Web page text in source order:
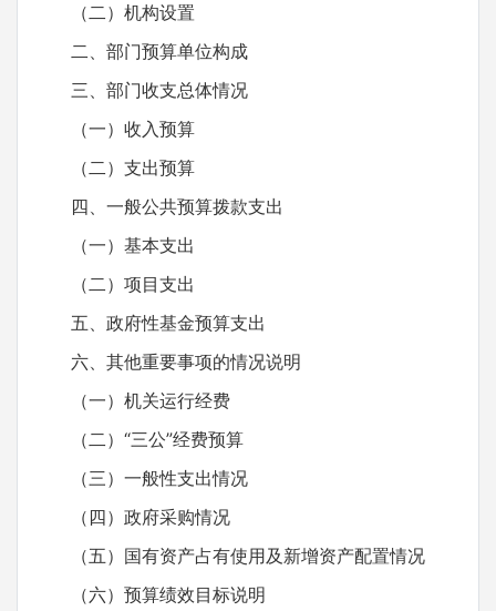
（二）机构设置
二、部门预算单位构成
三、部门收支总体情况
（一）收入预算
（二）支出预算
四、一般公共预算拨款支出
（一）基本支出
（二）项目支出
五、政府性基金预算支出
六、其他重要事项的情况说明
（一）机关运行经费
（二）“三公”经费预算
（三）一般性支出情况
（四）政府采购情况
（五）国有资产占有使用及新增资产配置情况
（六）预算绩效目标说明